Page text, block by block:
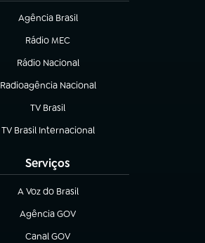
Agência Brasil
(abre em nova aba)
Rádio MEC
(abre em nova aba)
Rádio Nacional
Radioagência Nacional
(abre em nova aba)
TV Brasil
(abre em nova aba)
TV Brasil Internacional
(abre em nova aba)
Serviços
A Voz do Brasil
(abre em nova aba)
Agência GOV
(abre em nova aba)
Canal GOV